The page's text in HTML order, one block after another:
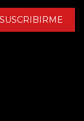
SUSCRIBIRME